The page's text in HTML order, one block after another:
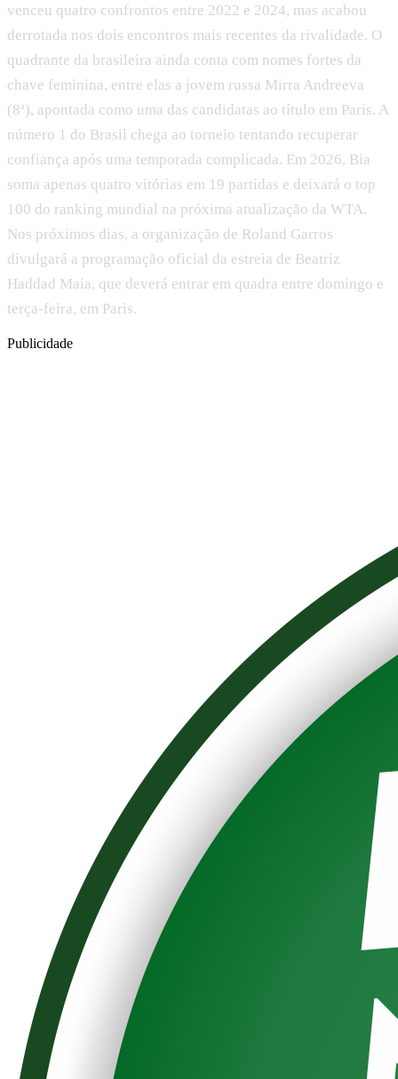
venceu quatro confrontos entre 2022 e 2024, mas acabou
derrotada nos dois encontros mais recentes da rivalidade. O
quadrante da brasileira ainda conta com nomes fortes da
chave feminina, entre elas a jovem russa Mirra Andreeva
(8ª), apontada como uma das candidatas ao título em Paris. A
número 1 do Brasil chega ao torneio tentando recuperar
confiança após uma temporada complicada. Em 2026, Bia
soma apenas quatro vitórias em 19 partidas e deixará o top
100 do ranking mundial na próxima atualização da WTA.
Nos próximos dias, a organização de Roland Garros
divulgará a programação oficial da estreia de Beatriz
Haddad Maia, que deverá entrar em quadra entre domingo e
terça-feira, em Paris.
Publicidade